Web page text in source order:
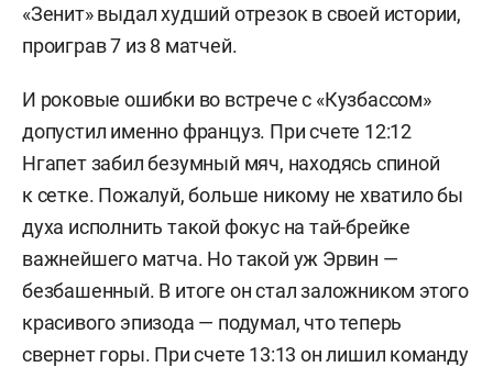
«Зенит» выдал худший отрезок в своей истории,
проиграв 7 из 8 матчей.
И роковые ошибки во встрече с «Кузбассом»
допустил именно француз. При счете 12:12
Нгапет забил безумный мяч, находясь спиной
к сетке. Пожалуй, больше никому не хватило бы
духа исполнить такой фокус на тай-брейке
важнейшего матча. Но такой уж Эрвин —
безбашенный. В итоге он стал заложником этого
красивого эпизода — подумал, что теперь
свернет горы. При счете 13:13 он лишил команду